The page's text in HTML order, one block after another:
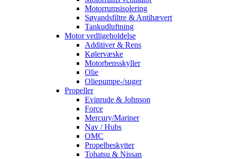
Motorrumsisolering
Søvandsfiltre & Antihævert
Tankudluftning
Motor vedligeholdelse
Additiver & Rens
Kølervæske
Motorbensskyller
Olie
Oliepumpe-/suger
Propeller
Evinrude & Johnson
Force
Mercury/Mariner
Nav / Hubs
OMC
Propelbeskytter
Tohatsu & Nissan